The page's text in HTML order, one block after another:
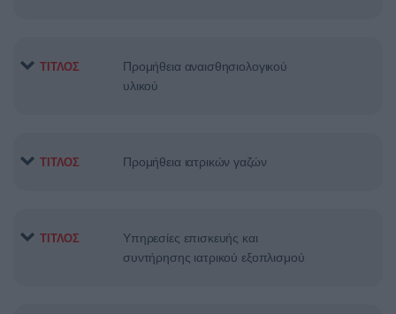
ΤΙΤΛΟΣ
Προμήθεια αναισθησιολογικού
υλικού
ΤΙΤΛΟΣ Προμήθεια ιατρικών γαζών
ΤΙΤΛΟΣ
Υπηρεσίες επισκευής και
συντήρησης ιατρικού εξοπλισμού